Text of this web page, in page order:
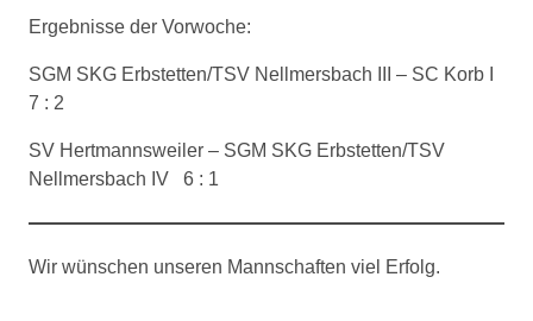
Ergebnisse der Vorwoche:
SGM SKG Erbstetten/TSV Nellmersbach III – SC Korb I
7 : 2
SV Hertmannsweiler – SGM SKG Erbstetten/TSV
Nellmersbach IV 6 : 1
Wir wünschen unseren Mannschaften viel Erfolg.